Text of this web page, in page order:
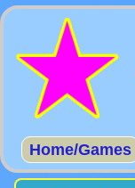
Home/Games